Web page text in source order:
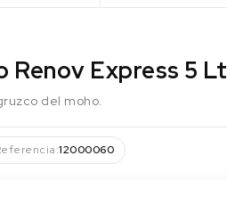
Renov Express 5 Lt
del moho.
12000060